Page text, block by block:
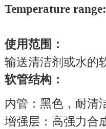
Temperature
使用范围：
输送清洁剂或水的
软管结构：
内管：黑色，耐清
增强层：高强力合